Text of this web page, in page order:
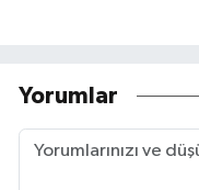
Yorumlar